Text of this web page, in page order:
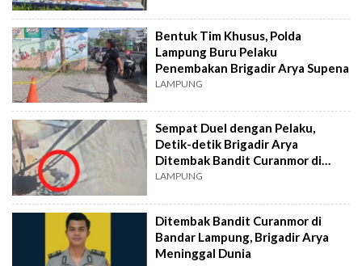
Bentuk Tim Khusus, Polda
Lampung Buru Pelaku
Penembakan Brigadir Arya Supena
LAMPUNG
Sempat Duel dengan Pelaku,
Detik-detik Brigadir Arya
Ditembak Bandit Curanmor di
Bandar Lampung
LAMPUNG
Ditembak Bandit Curanmor di
Bandar Lampung, Brigadir Arya
Meninggal Dunia